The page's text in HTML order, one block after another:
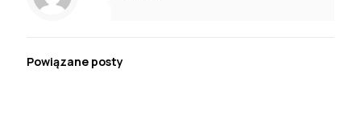
Powiązane posty